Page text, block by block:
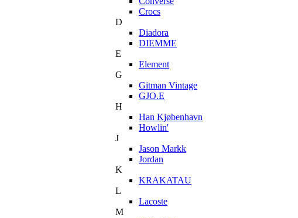
Crocs
D
Diadora
DIEMME
E
Element
G
Gitman Vintage
GJO.E
H
Han Kjøbenhavn
Howlin'
J
Jason Markk
Jordan
K
KRAKATAU
L
Lacoste
M